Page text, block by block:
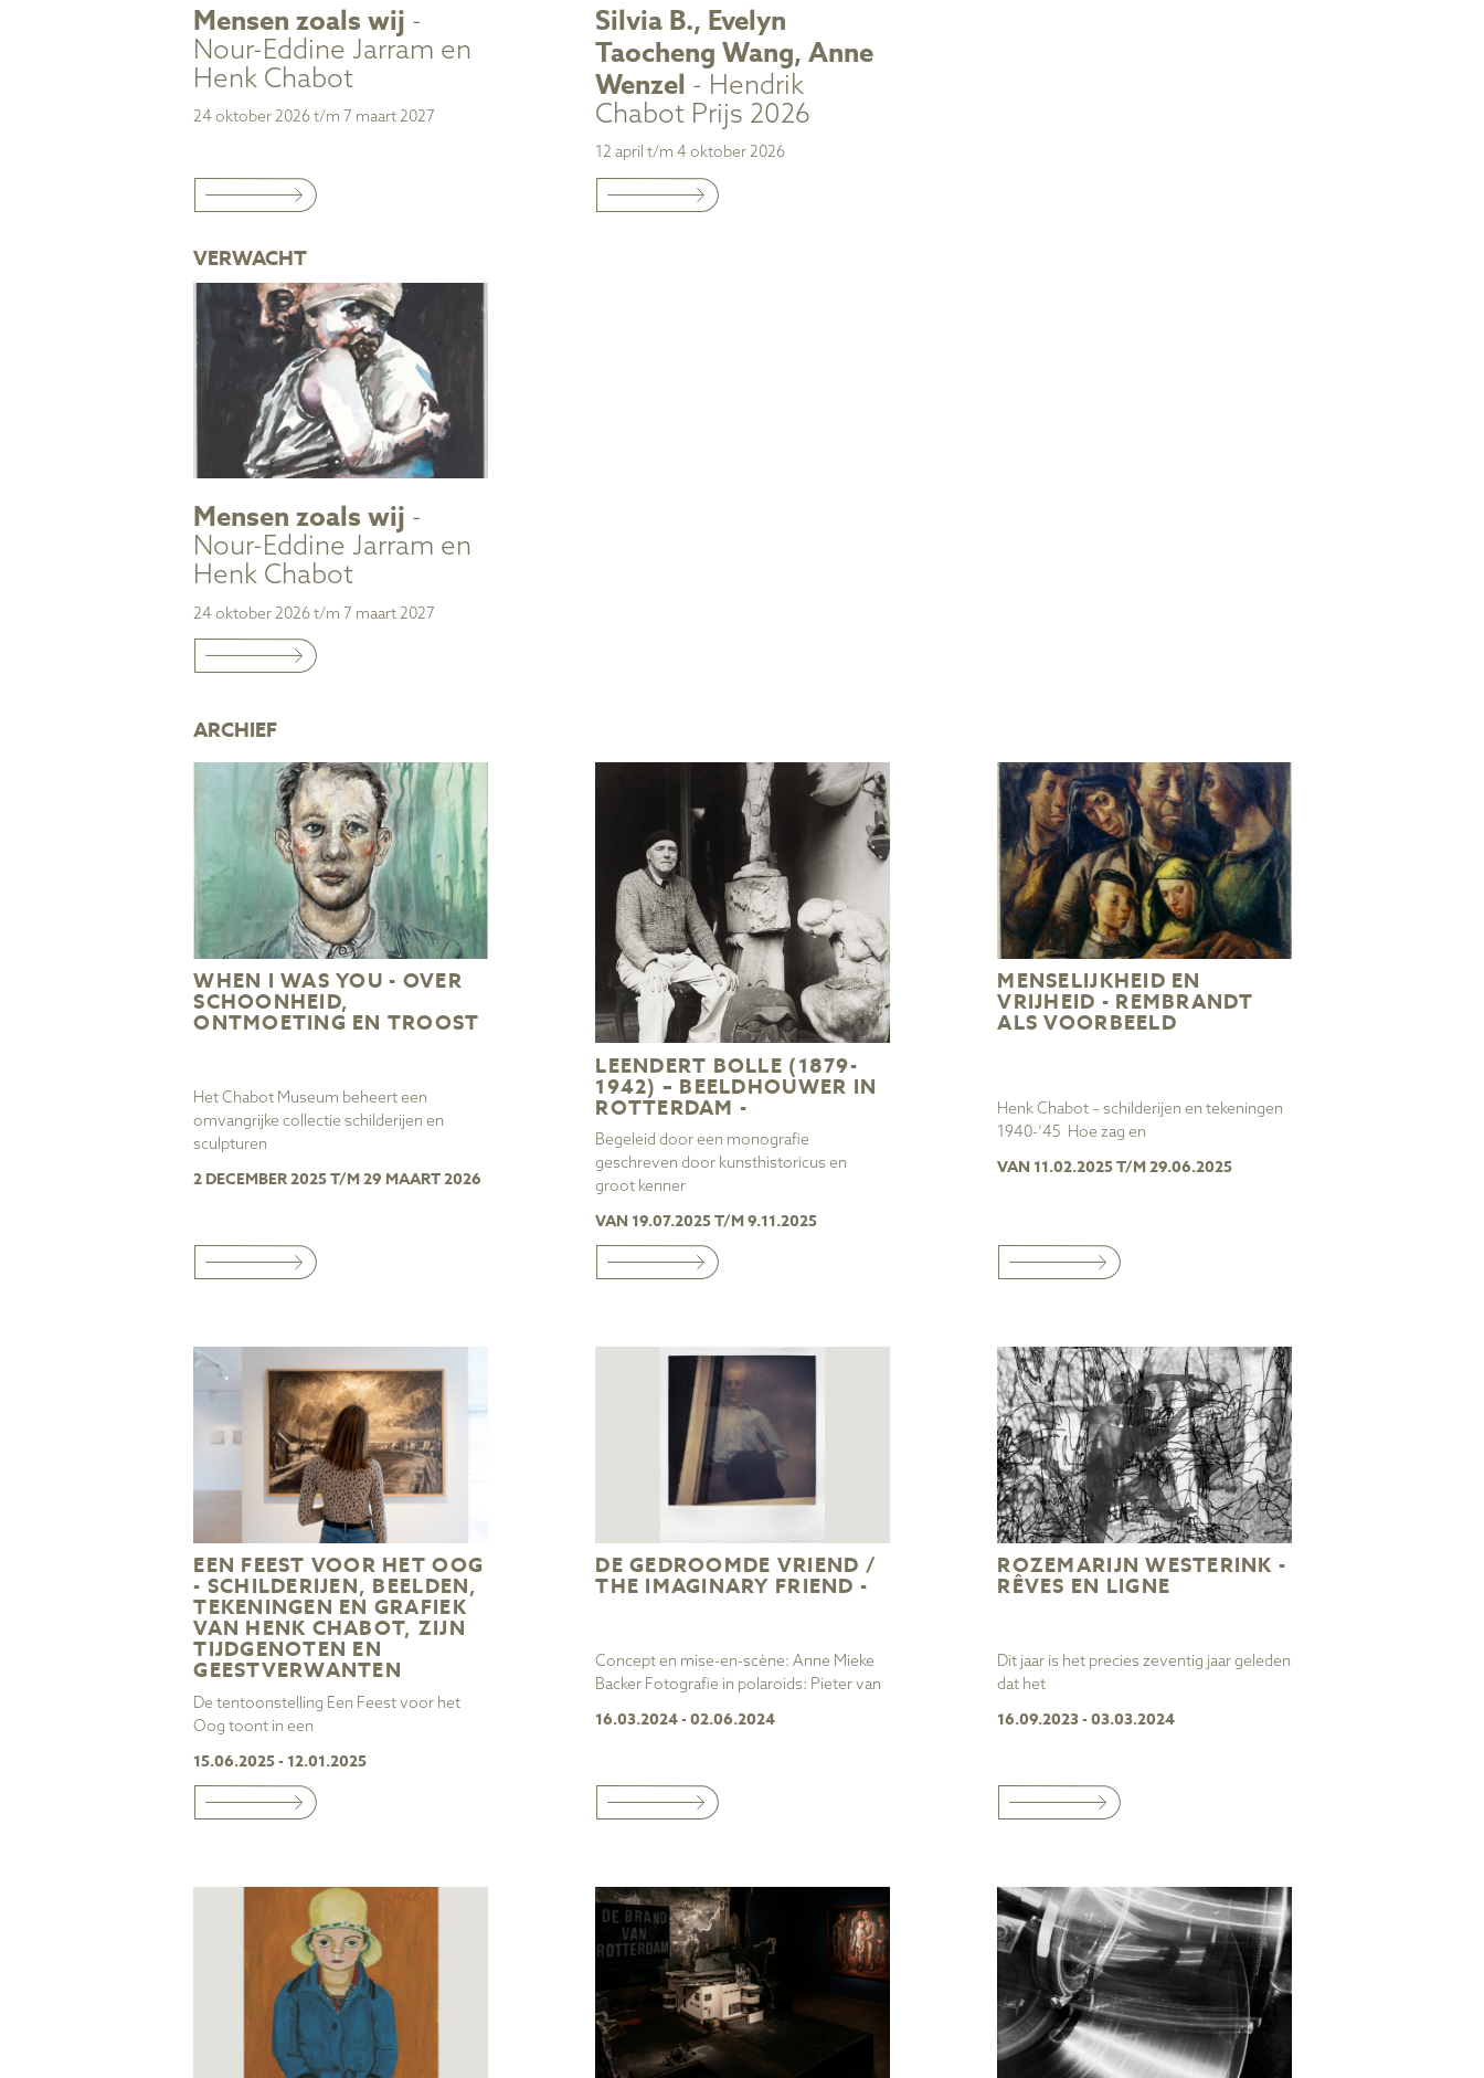
Mensen zoals wij -
Nour-Eddine Jarram en
Henk Chabot
24 oktober 2026 t/m 7 maart 2027
Silvia B., Evelyn
Taocheng Wang, Anne
Wenzel - Hendrik
Chabot Prijs 2026
12 april t/m 4 oktober 2026
VERWACHT
Mensen zoals wij -
Nour-Eddine Jarram en
Henk Chabot
24 oktober 2026 t/m 7 maart 2027
ARCHIEF
WHEN I WAS YOU - OVER
SCHOONHEID,
ONTMOETING EN TROOST
Het Chabot Museum beheert een
omvangrijke collectie schilderijen en
sculpturen
2 DECEMBER 2025 T/M 29 MAART 2026
LEENDERT BOLLE (1879-
1942) – BEELDHOUWER IN
ROTTERDAM -
Begeleid door een monografie
geschreven door kunsthistoricus en
groot kenner
VAN 19.07.2025 T/M 9.11.2025
MENSELIJKHEID EN
VRIJHEID - REMBRANDT
ALS VOORBEELD
Henk Chabot – schilderijen en tekeningen
1940-’45 Hoe zag en
VAN 11.02.2025 T/M 29.06.2025
EEN FEEST VOOR HET OOG
- SCHILDERIJEN, BEELDEN,
TEKENINGEN EN GRAFIEK
VAN HENK CHABOT, ZIJN
TIJDGENOTEN EN
GEESTVERWANTEN
De tentoonstelling Een Feest voor het
Oog toont in een
15.06.2025 - 12.01.2025
DE GEDROOMDE VRIEND /
THE IMAGINARY FRIEND -
Concept en mise-en-scène: Anne Mieke
Backer Fotografie in polaroids: Pieter van
16.03.2024 - 02.06.2024
ROZEMARIJN WESTERINK -
RÊVES EN LIGNE
Dit jaar is het precies zeventig jaar geleden
dat het
16.09.2023 - 03.03.2024